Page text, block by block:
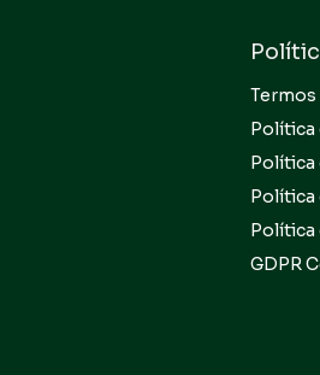
Termos
Política
Política
Política
Política
GDPR